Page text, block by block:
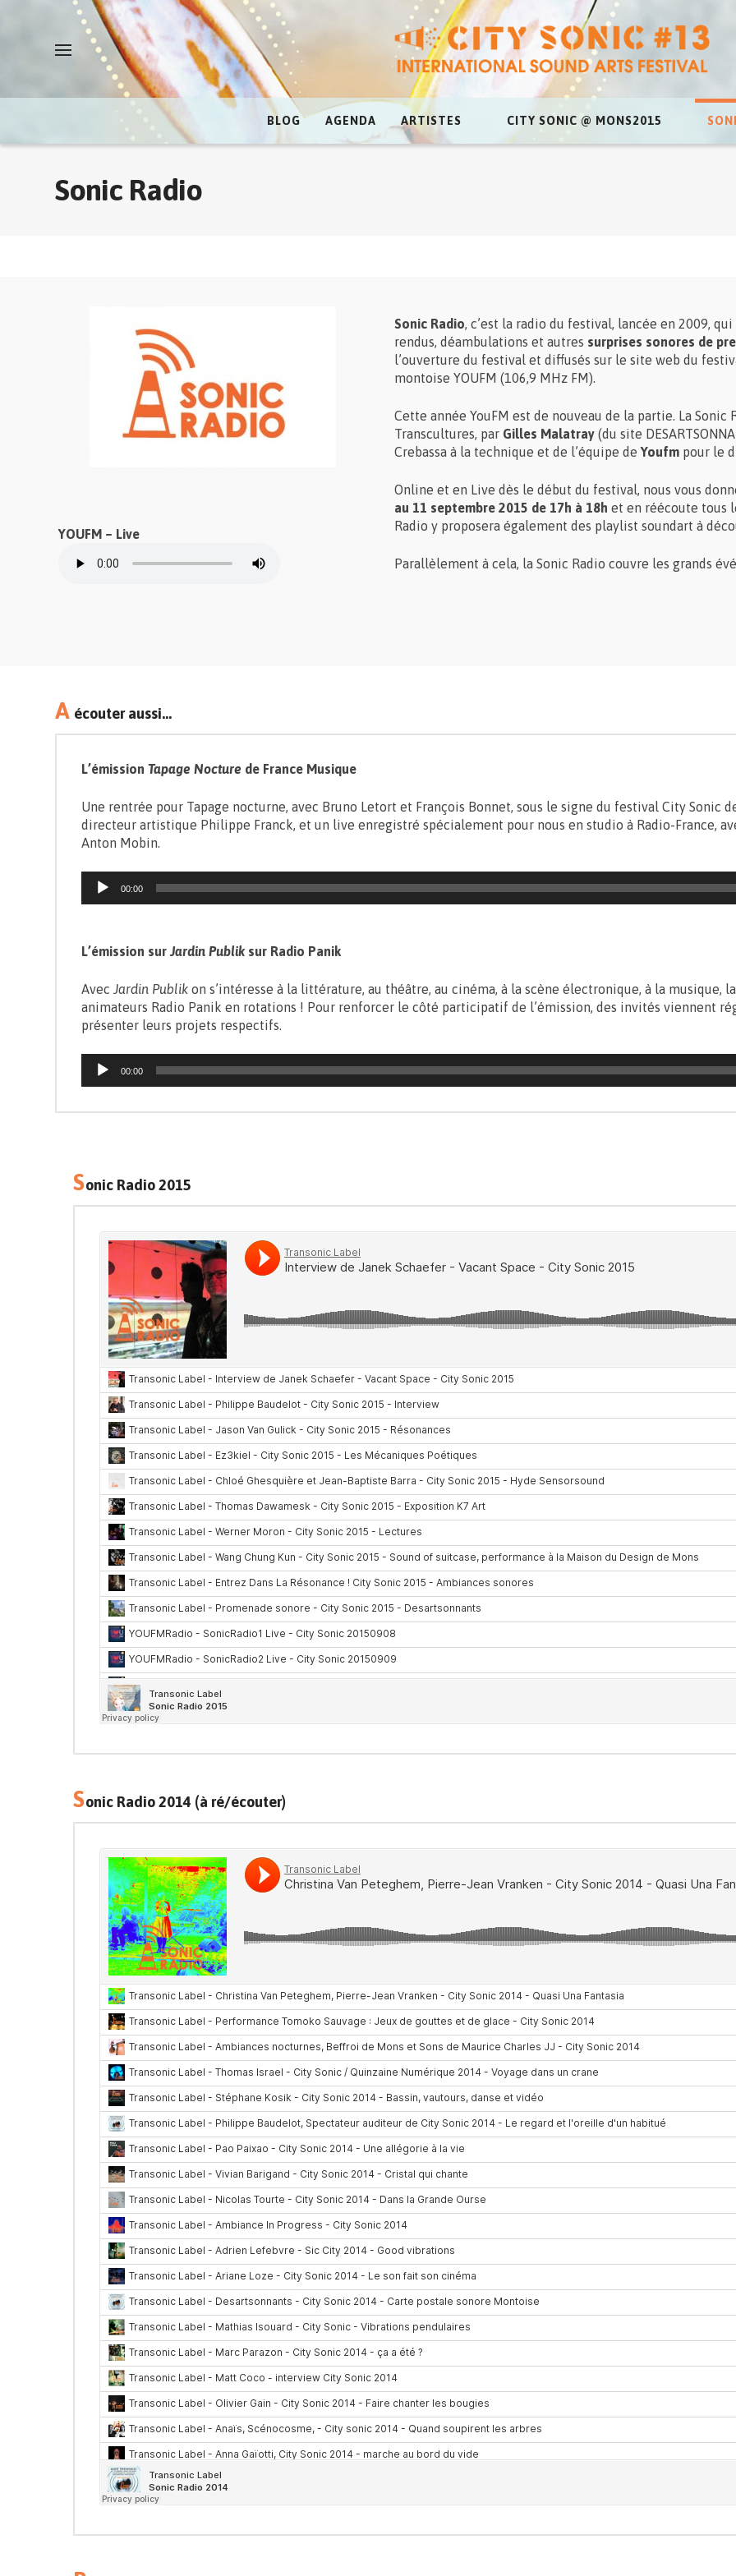
BLOG AGENDA ARTISTES CITY SONIC @ MONS2015
Sonic Radio
YOUFM – Live
Sonic Radio, c’est la radio du festival, lancée en 2009,
rendus, déambulations et autres surprises sonores de
l’ouverture du festival et diffusés sur le site web du
montoiseYOUFM (106,9 MHz FM).
Cette année YouFM est de nouveau de la partie. La
Transcultures, par Gilles Malatray (du site
Crebassa à la technique et de l’équipe deYoufm pour le
Online et en Live dès le début du festival, nous vous
au 11 septembre 2015 de 17h à 18h et en réécoute tous
Radio y proposera également des playlist soundart à
Parallèlement à cela, la Sonic Radio couvre les grands
A écouter aussi...
L’émission Tapage Nocture de France Musique
Une rentrée pour Tapage nocturne, avec Bruno Letort et François Bonnet, sous le signe du festival City Sonic
directeur artistique Philippe Franck, et un live enregistré spécialement pour nous en studio à Radio-France,
Anton Mobin.
Lecteur
audio
00:00
L’émission sur Jardin Publik sur Radio Panik
Avec Jardin Publik on s’intéresse à la littérature, au théâtre, au cinéma, à la scène électronique, à la musique,
animateurs Radio Panik en rotations ! Pour renforcer le côté participatif de l’émission, des invités viennent
présenter leurs projets respectifs.
Lecteur
audio
00:00
Sonic Radio 2015
Sonic Radio 2014 (à ré/écouter)